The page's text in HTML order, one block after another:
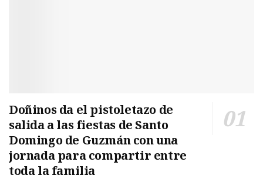
Doñinos da el pistoletazo de
salida a las fiestas de Santo
Domingo de Guzmán con una
jornada para compartir entre
toda la familia